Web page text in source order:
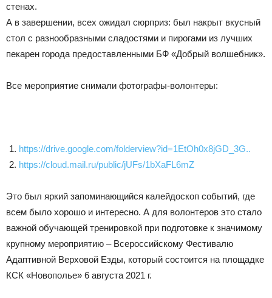
стенах.
А в завершении, всех ожидал сюрприз: был накрыт вкусный
стол с разнообразными сладостями и пирогами из лучших
пекарен города предоставленными БФ «Добрый волшебник».
Все мероприятие снимали фотографы-волонтеры:
https://drive.google.com/folderview?id=1EtOh0x8jGD_3G..
https://cloud.mail.ru/public/jUFs/1bXaFL6mZ
Это был яркий запоминающийся калейдоскоп событий, где
всем было хорошо и интересно. А для волонтеров это стало
важной обучающей тренировкой при подготовке к значимому
крупному мероприятию – Всероссийскому Фестивалю
Адаптивной Верховой Езды, который состоится на площадке
КСК «Новополье» 6 августа 2021 г.